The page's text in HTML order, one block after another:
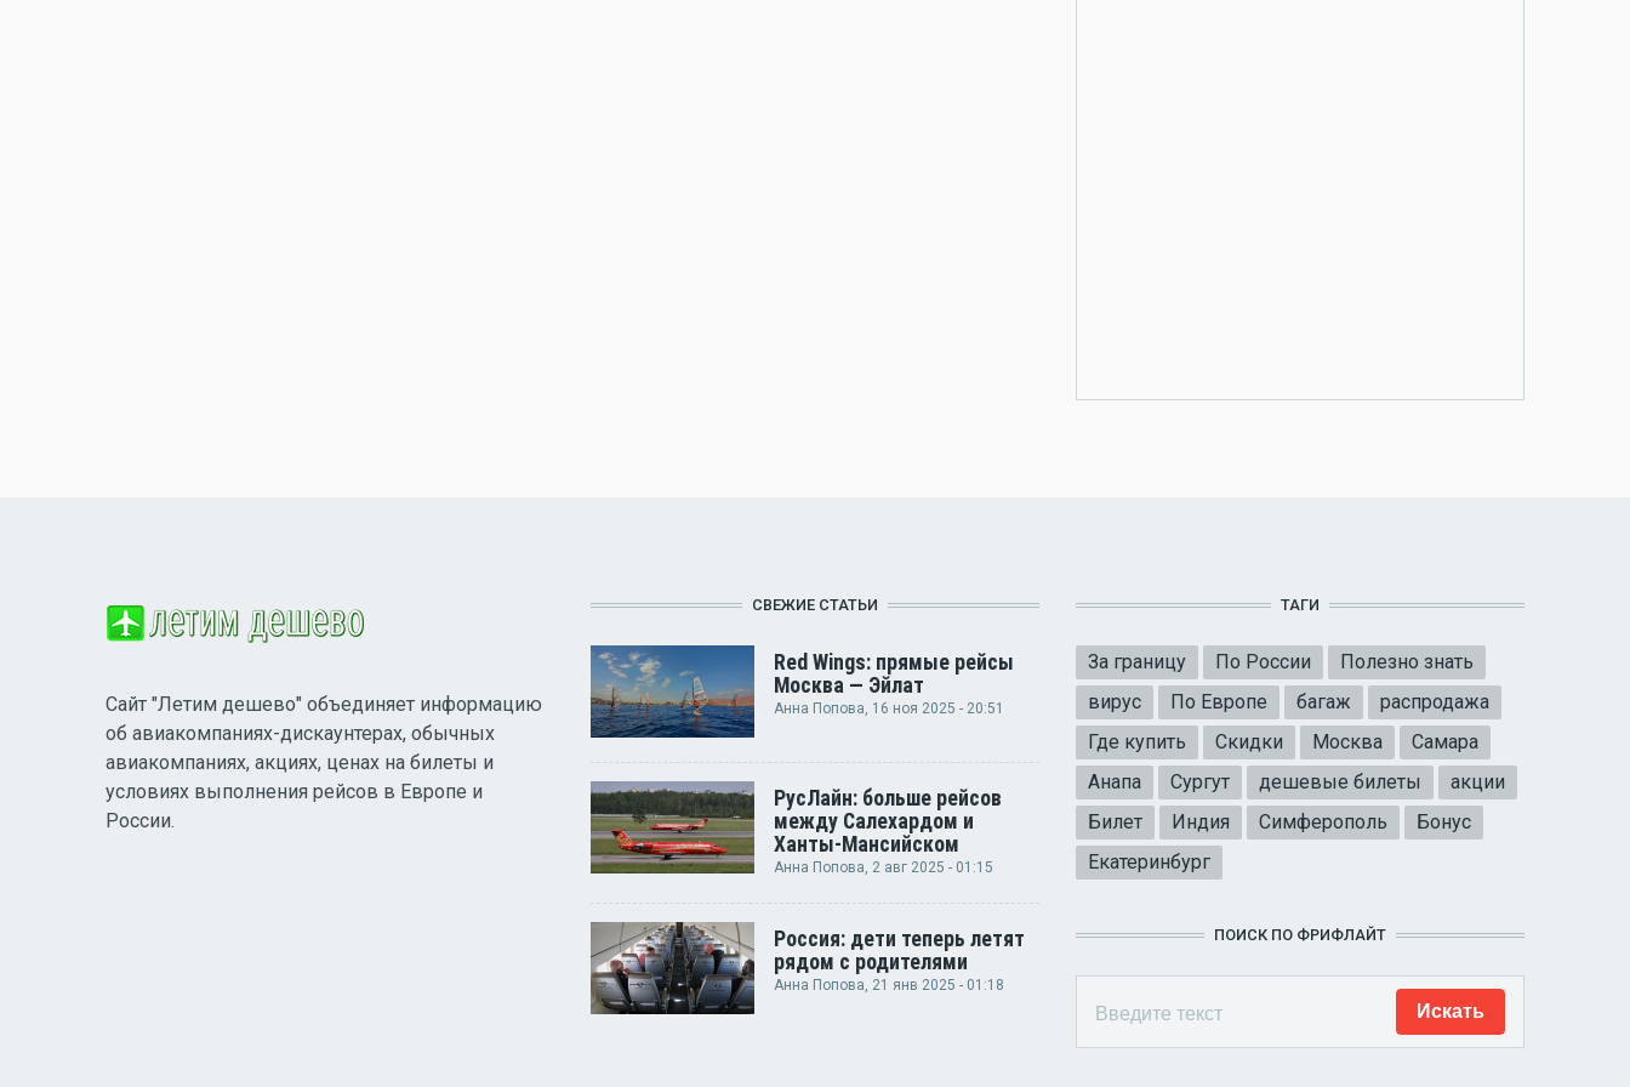
Сайт "Летим дешево" объединяет информацию
об авиакомпаниях-дискаунтерах, обычных
авиакомпаниях, акциях, ценах на билеты и
условиях выполнения рейсов в Европе и
России.
СВЕЖИЕ СТАТЬИ
Red Wings: прямые рейсы
Москва — Эйлат
Анна Попова, 16 ноя 2025 - 20:51
РусЛайн: больше рейсов
между Салехардом и
Ханты-Мансийском
Анна Попова, 2 авг 2025 - 01:15
Россия: дети теперь летят
рядом с родителями
Анна Попова, 21 янв 2025 - 01:18
ТАГИ
За границу По России
Полезно знать
вирус
По Европе багаж
распродажа
Где купить
Скидки Москва
Самара
Анапа
Сургут дешевые билеты
акции
Билет
Индия Симферополь
Бонус
Екатеринбург
ПОИСК ПО ФРИФЛАЙТ